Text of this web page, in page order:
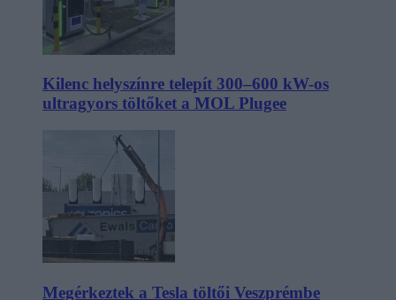
Kilenc helyszínre telepít 300–600 kW-os
ultragyors töltőket a MOL Plugee
Megérkeztek a Tesla töltői Veszprémbe